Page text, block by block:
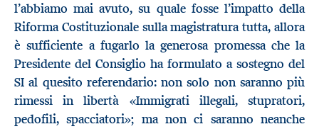
l’abbiamo mai avuto, su quale fosse l’impatto della
Riforma Costituzionale sulla magistratura tutta, allora
è sufficiente a fugarlo la generosa promessa che la
Presidente del Consiglio ha formulato a sostegno del
SI al quesito referendario: non solo non saranno più
rimessi in libertà «Immigrati illegali, stupratori,
pedofili, spacciatori»; ma non ci saranno neanche